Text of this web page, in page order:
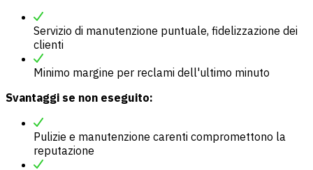
Servizio di manutenzione puntuale, fidelizzazione dei
clienti
Minimo margine per reclami dell'ultimo minuto
Svantaggi se non eseguito:
Pulizie e manutenzione carenti compromettono la
reputazione